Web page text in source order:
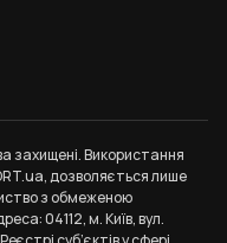
захищені. Використання
дозволяється лише
з обмеженою
04112, м. Київ, вул.